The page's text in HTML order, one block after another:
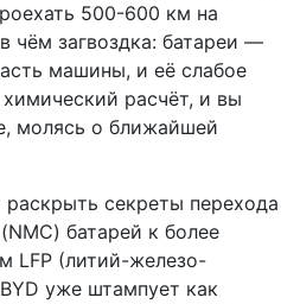
500-600 км на
чём загвоздка: батареи —
машины, и её слабое
расчёт, и вы
молясь о ближайшей
секреты перехода
батарей к более
LFP (литий-железо-
уже штампует как